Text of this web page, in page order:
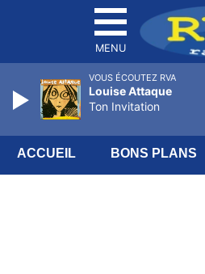
MENU
ACCUEIL BONS PLANS
VOUS ÉCOUTEZ RVA
Louise Attaque
Ton Invitation